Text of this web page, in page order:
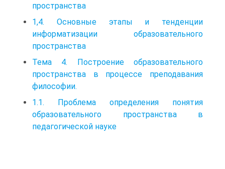
пространства
1,4. Основные этапы и тенденции
информатизации образовательного
пространства
Тема 4. Построение образовательного
пространства в процессе преподавания
философии.
1.1. Проблема определения понятия
образовательного пространства в
педагогической науке